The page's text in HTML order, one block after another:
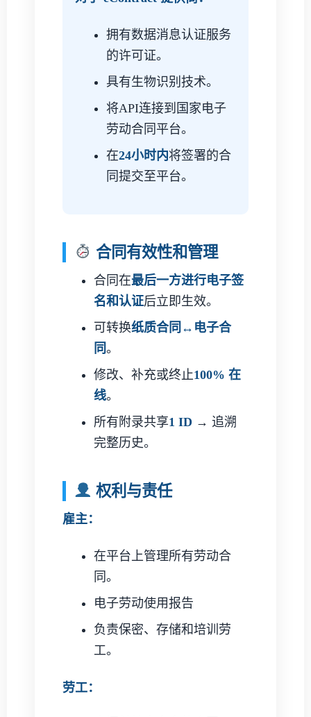
拥有数据消息认证服务
的许可证。
具有生物识别技术。
将API连接到国家电子
劳动合同平台。
在24小时内将签署的合
同提交至平台。
合同有效性和管理
合同在最后一方进行电子签
名和认证后立即生效。
可转换纸质合同↔电子合
同。
修改、补充或终止100% 在
线。
所有附录共享1 ID → 追溯
完整历史。
权利与责任
雇主：
在平台上管理所有劳动合
同。
电子劳动使用报告
负责保密、存储和培训劳
工。
劳工：